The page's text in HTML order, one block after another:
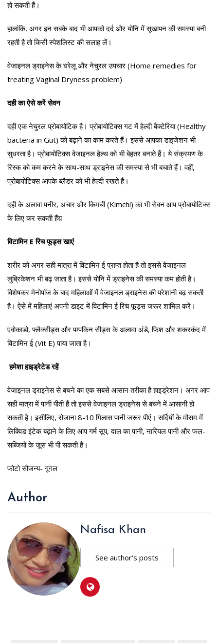
हो सकती हैं।
हालांकि, अगर इन सबके बाद भी आपको दर्द और योनि में सूखापन की समस्या बनी
रहती है तो किसी स्पेशलिस्ट की सलाह लें।
वेजाइनल ड्राइनेस के घरेलू और नेचुरल उपचार (Home remedies for
treating Vaginal Dryness problem)
दही का ऐसे करें सेवन
दही एक नेचुरल प्रोबायोटिक है। प्रोबायोटिक्स गट में हेल्दी बैक्टेरिया (Healthy
bacteria in Gut) को बढ़ाने का काम करते हैं। इससे आपका डाइजेशन भी
सुधरता है। प्रोबायोटिक्स वेजाइनल हेल्थ को भी बेहतर बनाते हैं। ये संक्रमण के
रिस्क को कम करने के साथ-साथ ड्राइनेस की समस्या से भी बचाते हैं। वहीं,
प्रोबायोटिक्स आपके ब्लैडर को भी हेल्दी रखते हैं।
दही के अलावा पनीर, अचार और किमची (Kimchi) का भी सेवन आप प्रोबायोटिक्स
के लिए कर सकती हैंय़
विटामिन E रिच फूड्स खाएं
शरीर को अगर सही मात्रा में विटामिन ई प्राप्त होता है तो इससे वेजाइनल
लुब्रिकेशन भी बढ़ जाता है। इससे योनि में ड्राइनेस की समस्या कम होती है।
विशेषकर मेनोपॉज के बाद महिलाओं में वेजाइनल ड्राइनेस की परेशानी बढ़ सकती
है। ऐसे में महिलाएं अपनी डाइट में विटामिन ई रिच फूड्स जरूर शामिल करें।
एवोकाडो, फ्लैक्सीड्स और पम्पकिन सीड्स के अलावा अंडे, फिश और शकरकंद में
विटामिन ई (Vit E) पाया जाता है।
हमेशा हाइड्रेटेड रहें
वेजाइनल ड्राइनेस से बचने का एक सबसे आसान तरीका है हाइड्रेशन। अगर आप
सही मात्रा में पानी पीती हैं तो इससे वेजाइनल ड्राइनेस से बचने में आसानी हो
सकती है। इसीलिए, रोजाना 8-10 गिलास पानी जरूर पीएं। सर्दियों के मौसम में
लिक्विड इंटेक बढ़ाने के लिए आप गर्म सूप, दाल का पानी, नारियल पानी और फल-
सब्जियों के जूस भी पी सकती हैं।
फोटो सौजन्य- गूगल
Author
Nafisa Khan
See author's posts